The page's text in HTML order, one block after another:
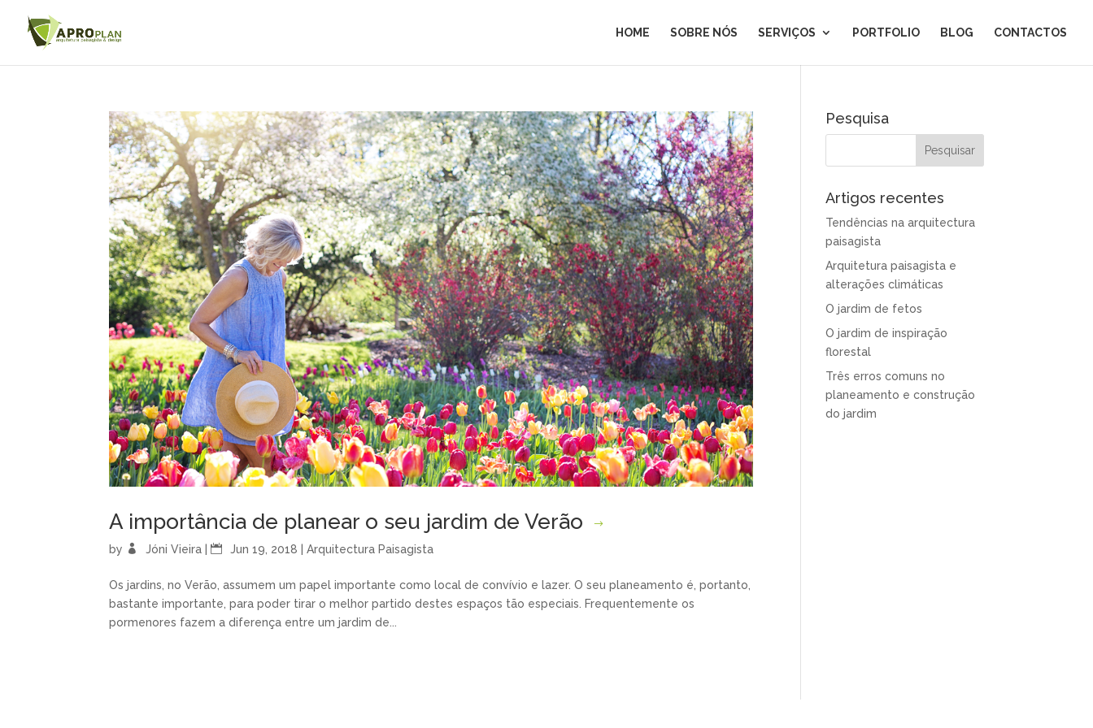
HOME SOBRE NÓS SERVIÇOS PORTFOLIO BLOG CONTACTOS
A importância de planear o seu jardim de Verão
by Jóni Vieira Jun 19, 2018 |Arquitectura Paisagista
Os jardins, no Verão, assumem um papel importante como local de convívio e lazer. O seu planeamento é, portanto,
bastante importante, para poder tirar o melhor partido destes espaços tão especiais. Frequentemente os
pormenores fazem a diferença entre um jardim de...
Pesquisa
Artigos recentes
Tendências na arquitectura
paisagista
Arquitetura paisagista e
alterações climáticas
O jardim de fetos
O jardim de inspiração
florestal
Três erros comuns no
planeamento e construção
do jardim